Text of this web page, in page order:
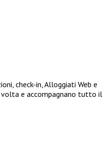
check-in, Alloggiati Web e
e accompagnano tutto il